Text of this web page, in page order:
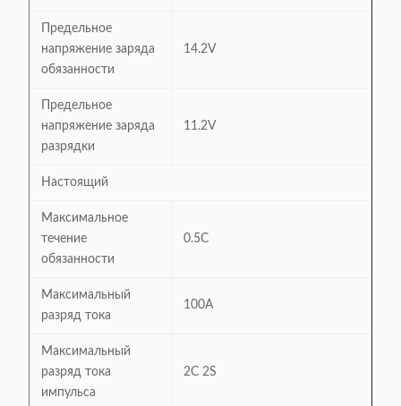
Предельное
напряжение заряда
обязанности
14.2V
Предельное
напряжение заряда
разрядки
11.2V
Настоящий
Максимальное
течение
обязанности
0.5C
Максимальный
разряд тока
100A
Максимальный
разряд тока
импульса
2C 2S